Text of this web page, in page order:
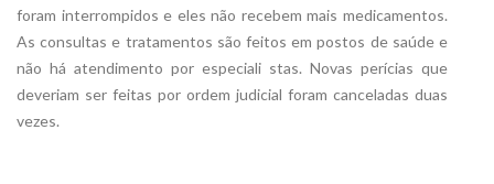
foram interrompidos e eles não recebem mais medicamentos.
As consultas e tratamentos são feitos em postos de saúde e
não há atendimento por especiali stas. Novas perícias que
deveriam ser feitas por ordem judicial foram canceladas duas
vezes.